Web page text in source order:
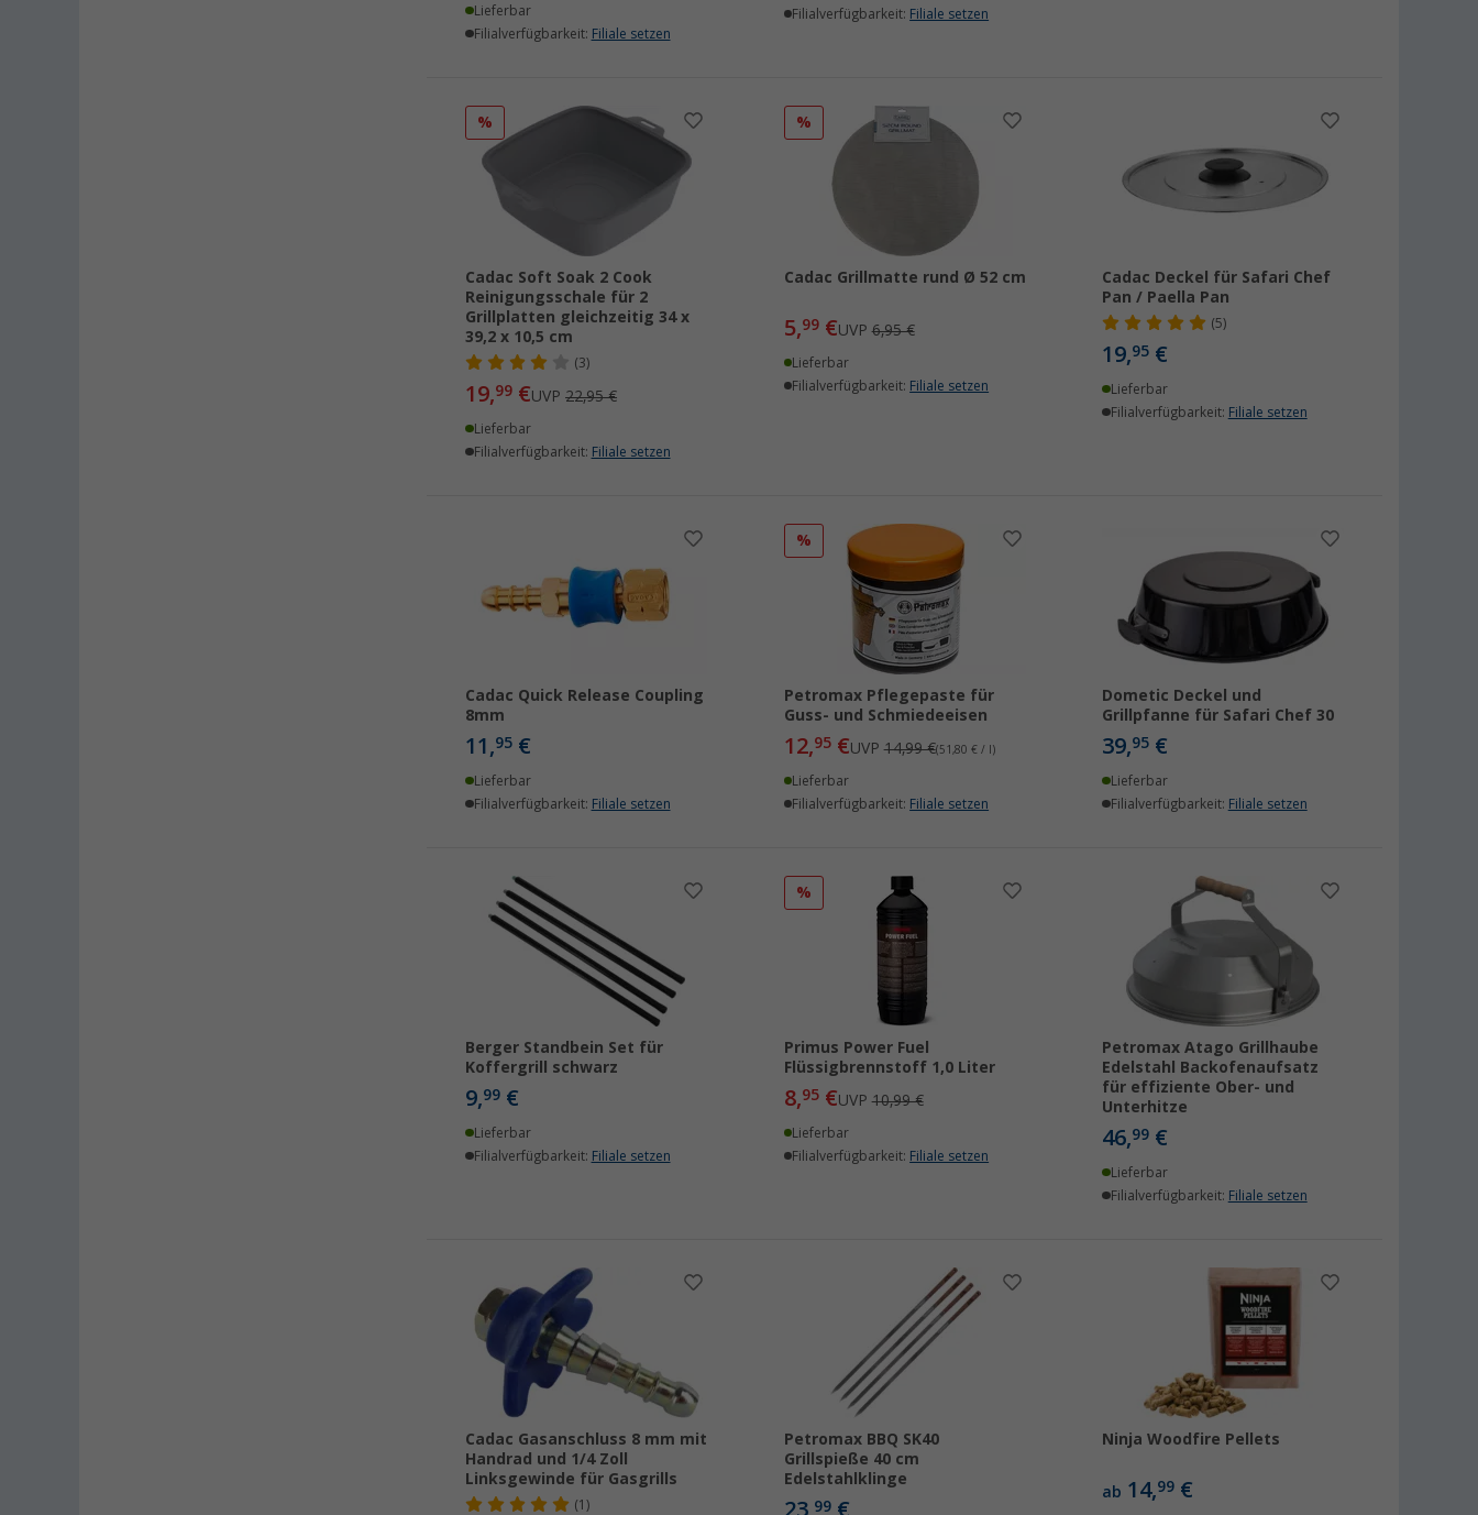
Lieferbar
Filialverfügbarkeit: Filiale setzen
Filialverfügbarkeit: Filiale setzen
%
Cadac Soft Soak 2 Cook
Reinigungsschale für 2
Grillplatten gleichzeitig 34 x
39,2 x 10,5 cm
(3)
19,99 €UVP22,95 €
Lieferbar
Filialverfügbarkeit: Filiale setzen
%
Cadac Grillmatte rund Ø 52 cm
5,99€UVP6,95 €
Lieferbar
Filialverfügbarkeit: Filiale setzen
Cadac Deckel für Safari Chef
Pan / Paella Pan
(5)
19,95 €
Lieferbar
Filialverfügbarkeit: Filiale setzen
Cadac Quick Release Coupling
8mm
11,95 €
Lieferbar
Filialverfügbarkeit: Filiale setzen
%
Petromax Pflegepaste für
Guss- und Schmiedeeisen
12,95€UVP14,99 €(51,80 € / l)
Lieferbar
Filialverfügbarkeit: Filiale setzen
Dometic Deckel und
Grillpfanne für Safari Chef 30
39,95 €
Lieferbar
Filialverfügbarkeit: Filiale setzen
Berger Standbein Set für
Koffergrill schwarz
9,99 €
Lieferbar
Filialverfügbarkeit: Filiale setzen
%
Primus Power Fuel
Flüssigbrennstoff 1,0 Liter
8,95€UVP10,99 €
Lieferbar
Filialverfügbarkeit: Filiale setzen
Petromax Atago Grillhaube
Edelstahl Backofenaufsatz
für effiziente Ober- und
Unterhitze
46,99 €
Lieferbar
Filialverfügbarkeit: Filiale setzen
Cadac Gasanschluss 8 mm mit
Handrad und 1/4 Zoll
Linksgewinde für Gasgrills
(1)
Petromax BBQ SK40
Grillspieße 40 cm
Edelstahlklinge
23, 99€
Ninja Woodfire Pellets
ab 14,99 €